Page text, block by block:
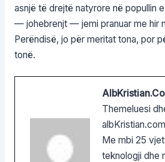
asnjë të drejtë natyrore në popullin
— johebrenjt — jemi pranuar me hir
Perëndisë, jo për meritat tona, por
tonë.
Themeluesi
Me mbi 25
teknologji dhe